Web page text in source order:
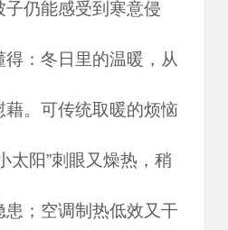
仍能感受到寒意侵
：冬日里的温暖，从
。可传统取暖的烦恼
阳”刺眼又燥热，稍
；空调制热低效又干